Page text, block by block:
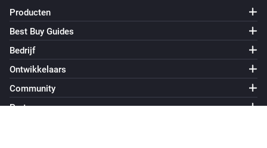
Producten
Best Buy Guides
Bedrijf
Ontwikkelaars
Community
Partners